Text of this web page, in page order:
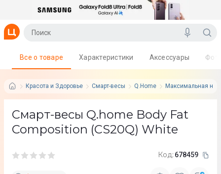
Красота и Здоровье Смарт-весы Q.Home Максимальная
Все о товаре Характеристики Аксессуары
Смарт-весы Q.home Body Fat
Composition (СS20Q) White
Код: 678459